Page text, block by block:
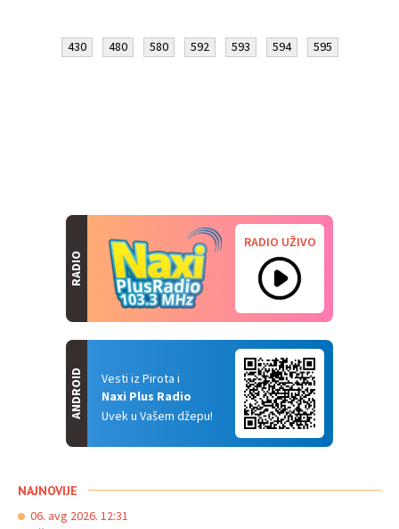
430 480 580 592 593 594 595
RADIO
RADIO UŽIVO
Vesti iz Pirota i
Naxi Plus Radio
Uvek u Vašem džepu!
ANDROID
NAJNOVIJE
06. avg 2026. 12:31